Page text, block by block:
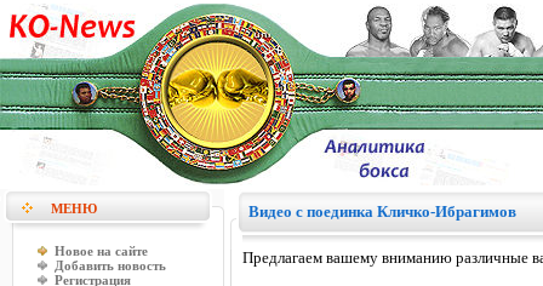
МЕНЮ
Новое на сайте
Добавить новость
Регистрация
Видео с поединка Кличко-Ибрагимов
Предлагаем вашему вниманию различные